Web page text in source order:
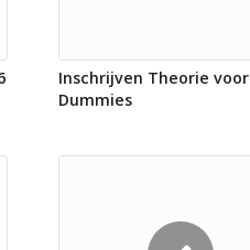
Inschrijven Theorie voor
Dummies